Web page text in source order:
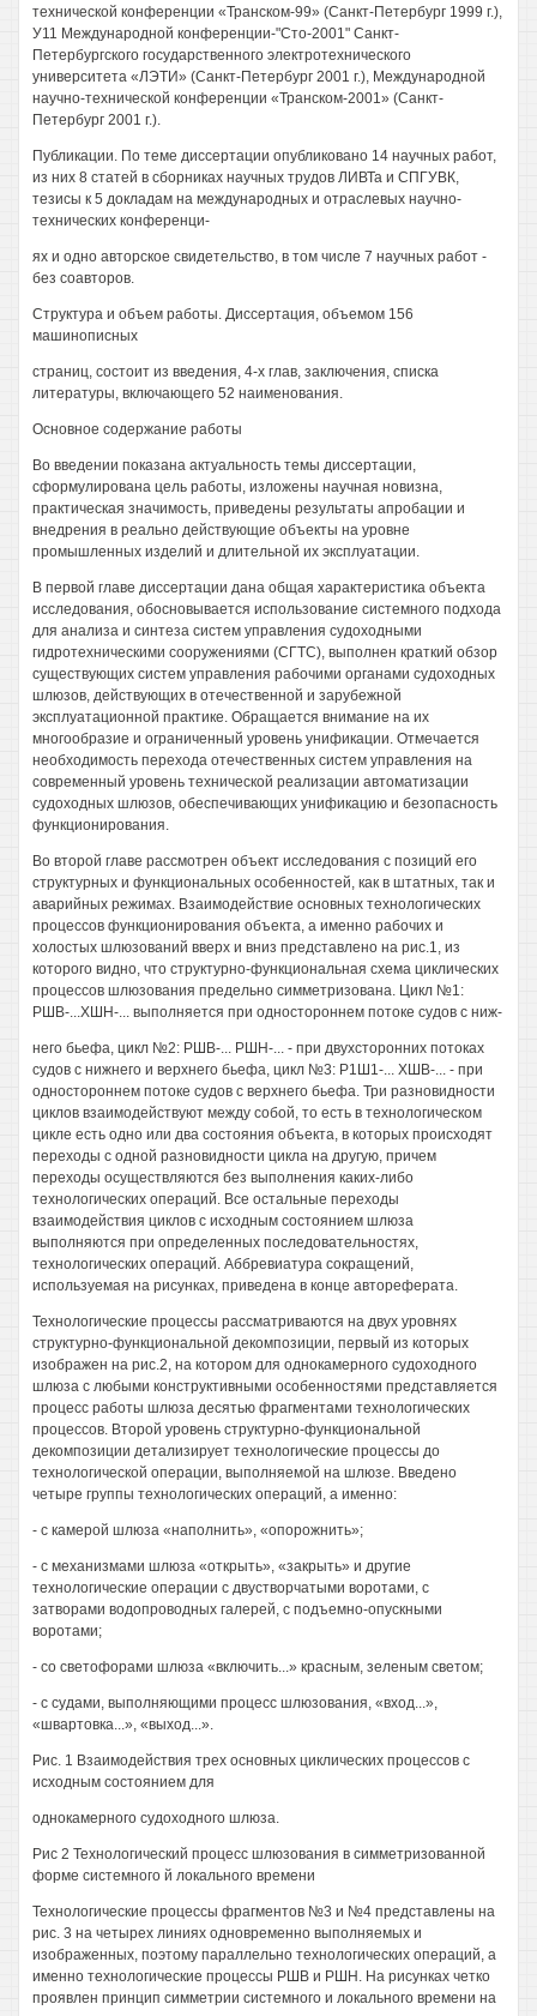
технической конференции «Транском-99» (Санкт-Петербург 1999 г.),
У11 Международной конференции-"Сто-2001" Санкт-
Петербургского государственного электротехнического
университета «ЛЭТИ» (Санкт-Петербург 2001 г.), Международной
научно-технической конференции «Транском-2001» (Санкт-
Петербург 2001 г.).
Публикации. По теме диссертации опубликовано 14 научных работ,
из них 8 статей в сборниках научных трудов ЛИВТа и СПГУВК,
тезисы к 5 докладам на международных и отраслевых научно-
технических конференци-
ях и одно авторское свидетельство, в том числе 7 научных работ -
без соавторов.
Структура и объем работы. Диссертация, объемом 156
машинописных
страниц, состоит из введения, 4-х глав, заключения, списка
литературы, включающего 52 наименования.
Основное содержание работы
Во введении показана актуальность темы диссертации,
сформулирована цель работы, изложены научная новизна,
практическая значимость, приведены результаты апробации и
внедрения в реально действующие объекты на уровне
промышленных изделий и длительной их эксплуатации.
В первой главе диссертации дана общая характеристика объекта
исследования, обосновывается использование системного подхода
для анализа и синтеза систем управления судоходными
гидротехническими сооружениями (СГТС), выполнен краткий обзор
существующих систем управления рабочими органами судоходных
шлюзов, действующих в отечественной и зарубежной
эксплуатационной практике. Обращается внимание на их
многообразие и ограниченный уровень унификации. Отмечается
необходимость перехода отечественных систем управления на
современный уровень технической реализации автоматизации
судоходных шлюзов, обеспечивающих унификацию и безопасность
функционирования.
Во второй главе рассмотрен объект исследования с позиций его
структурных и функциональных особенностей, как в штатных, так и
аварийных режимах. Взаимодействие основных технологических
процессов функционирования объекта, а именно рабочих и
холостых шлюзований вверх и вниз представлено на рис.1, из
которого видно, что структурно-функциональная схема циклических
процессов шлюзования предельно симметризована. Цикл №1:
РШВ-...ХШН-... выполняется при одностороннем потоке судов с ниж-
него бьефа, цикл №2: РШВ-... РШН-... - при двухсторонних потоках
судов с нижнего и верхнего бьефа, цикл №3: Р1Ш1-... ХШВ-... - при
одностороннем потоке судов с верхнего бьефа. Три разновидности
циклов взаимодействуют между собой, то есть в технологическом
цикле есть одно или два состояния объекта, в которых происходят
переходы с одной разновидности цикла на другую, причем
переходы осуществляются без выполнения каких-либо
технологических операций. Все остальные переходы
взаимодействия циклов с исходным состоянием шлюза
выполняются при определенных последовательностях,
технологических операций. Аббревиатура сокращений,
используемая на рисунках, приведена в конце автореферата.
Технологические процессы рассматриваются на двух уровнях
структурно-функциональной декомпозиции, первый из которых
изображен на рис.2, на котором для однокамерного судоходного
шлюза с любыми конструктивными особенностями представляется
процесс работы шлюза десятью фрагментами технологических
процессов. Второй уровень структурно-функциональной
декомпозиции детализирует технологические процессы до
технологической операции, выполняемой на шлюзе. Введено
четыре группы технологических операций, а именно:
- с камерой шлюза «наполнить», «опорожнить»;
- с механизмами шлюза «открыть», «закрыть» и другие
технологические операции с двустворчатыми воротами, с
затворами водопроводных галерей, с подъемно-опускными
воротами;
- со светофорами шлюза «включить...» красным, зеленым светом;
- с судами, выполняющими процесс шлюзования, «вход...»,
«швартовка...», «выход...».
Рис. 1 Взаимодействия трех основных циклических процессов с
исходным состоянием для
однокамерного судоходного шлюза.
Рис 2 Технологический процесс шлюзования в симметризованной
форме системного й локального времени
Технологические процессы фрагментов №3 и №4 представлены на
рис. 3 на четырех линиях одновременно выполняемых и
изображенных, поэтому параллельно технологических операций, а
именно технологические процессы РШВ и РШН. На рисунках четко
проявлен принцип симметрии системного и локального времени на